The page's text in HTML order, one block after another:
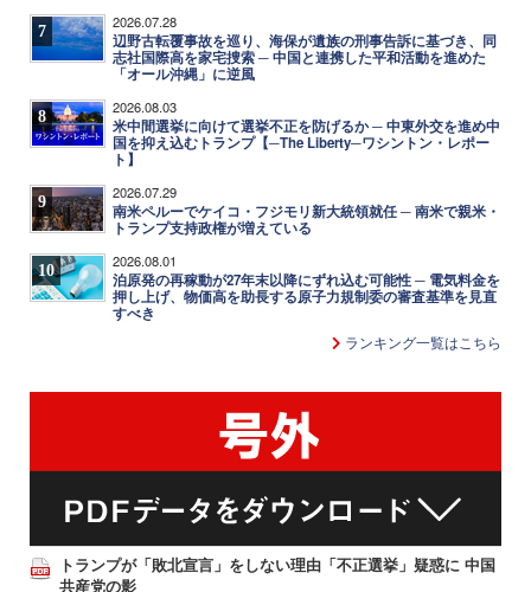
7 2026.07.28
辺野古転覆事故を巡り、海保が遺族の刑事告訴に基づき、同
志社国際高を家宅捜索 ─ 中国と連携した平和活動を進めた
「オール沖縄」に逆風
8 2026.08.03
米中間選挙に向けて選挙不正を防げるか ─ 中東外交を進め中
国を抑え込むトランプ【─The Liberty─ワシントン・レポー
ト】
9 2026.07.29
南米ペルーでケイコ・フジモリ新大統領就任 ─ 南米で親米・
トランプ支持政権が増えている
10 2026.08.01
泊原発の再稼動が27年末以降にずれ込む可能性 ─ 電気料金を
押し上げ、物価高を助長する原子力規制委の審査基準を見直
すべき
ランキング一覧はこちら
トランプが「敗北宣言」をしない理由「不正選挙」疑惑に 中国
共産党の影